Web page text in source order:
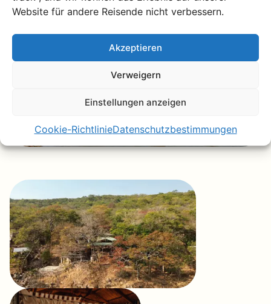
Website für andere Reisende nicht verbessern.
Akzeptieren
Verweigern
Einstellungen anzeigen
Cookie-RichtlinieDatenschutzbestimmungen